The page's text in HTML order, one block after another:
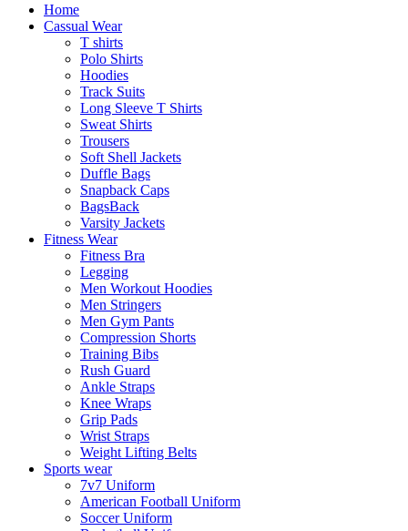
Home
Cassual Wear
T shirts
Polo Shirts
Hoodies
Track Suits
Long Sleeve T Shirts
Sweat Shirts
Trousers
Soft Shell Jackets
Duffle Bags
Snapback Caps
BagsBack
Varsity Jackets
Fitness Wear
Fitness Bra
Legging
Men Workout Hoodies
Men Stringers
Men Gym Pants
Compression Shorts
Training Bibs
Rush Guard
Ankle Straps
Knee Wraps
Grip Pads
Wrist Straps
Weight Lifting Belts
Sports wear
7v7 Uniform
American Football Uniform
Soccer Uniform